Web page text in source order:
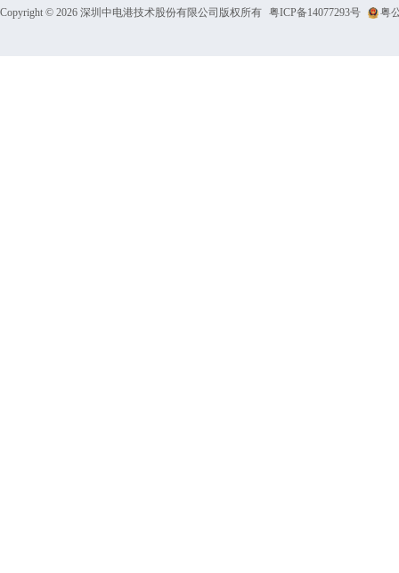
Copyright © 2026 深圳中电港技术股份有限公司版权所有 粤ICP备14077293号 粤